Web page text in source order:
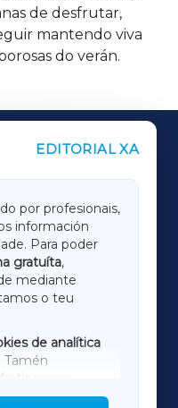
de desfrutar,
mantendo viva
do verán.
EDITORIAL XA
por profesionais,
información
Para poder
gratuíta,
mediante
o teu
de analítica
Tamén